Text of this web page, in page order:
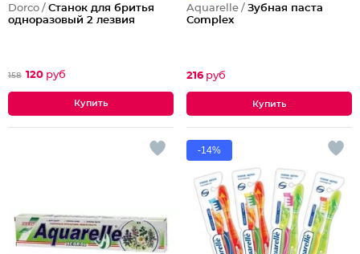
Dorco / Станок для бритья
одноразовый 2 лезвия
158 120 руб
Aquarelle / Зубная паста
Complex
216 руб
-14%